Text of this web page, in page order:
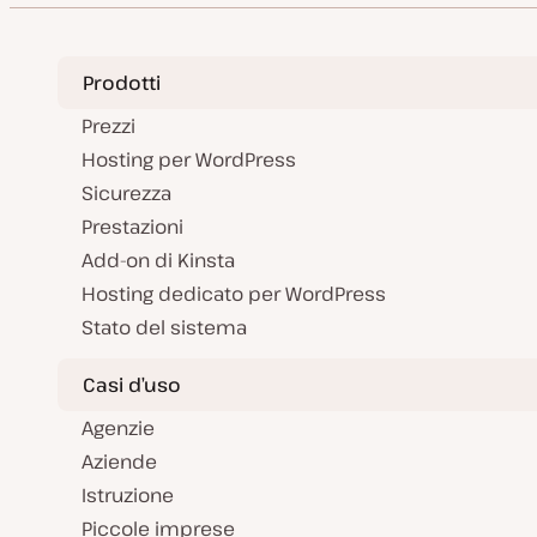
g
n
Prodotti
Prezzi
Hosting per WordPress
Sicurezza
Prestazioni
Add-on di Kinsta
Hosting dedicato per WordPress
Stato del sistema
Casi d’uso
Agenzie
Aziende
Istruzione
Piccole imprese